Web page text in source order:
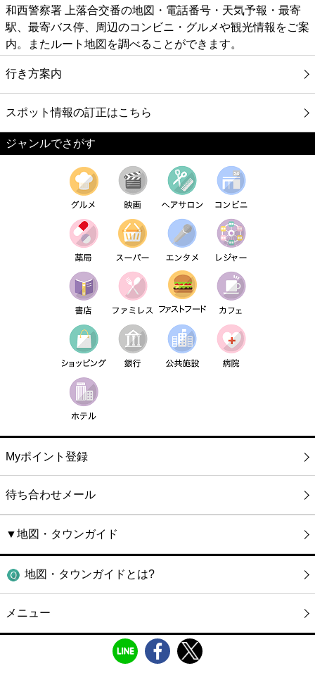
和西警察署 上落合交番の地図・電話番号・天気予報・最寄
駅、最寄バス停、周辺のコンビニ・グルメや観光情報をご案
内。またルート地図を調べることができます。
行き方案内
スポット情報の訂正はこちら
ジャンルでさがす
Myポイント登録
待ち合わせメール
▼地図・タウンガイド
地図・タウンガイドとは?
メニュー